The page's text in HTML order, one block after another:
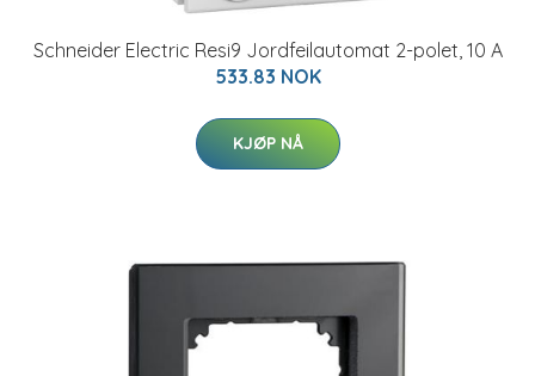
Schneider Electric Resi9 Jordfeilautomat 2-polet, 10 A
533.83 NOK
KJØP NÅ